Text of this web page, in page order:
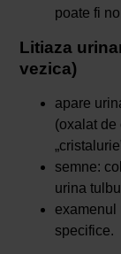
poate fi
Litiaza
vezica)
apare
(oxalat de
semne:
urina
examenul
specifice.